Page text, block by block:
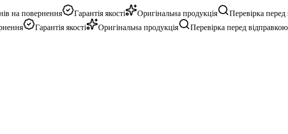
на повернення Гарантія якості Оригінальна продукція Перевірка перед
Гарантія якості Оригінальна продукція Перевірка перед відправкою